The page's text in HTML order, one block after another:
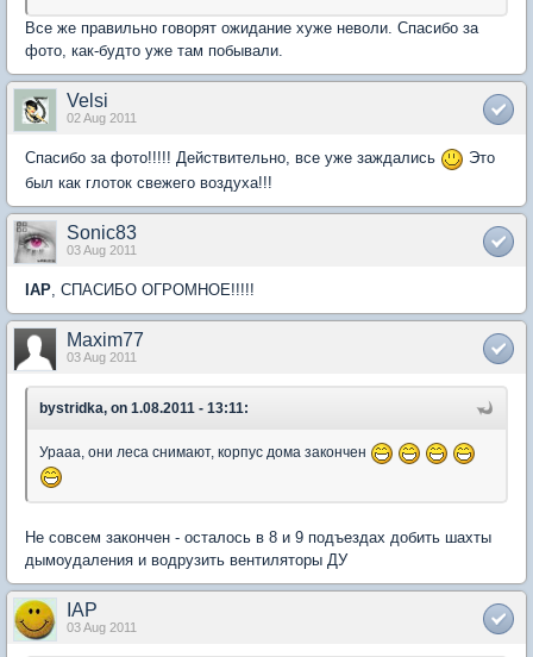
Все же правильно говорят ожидание хуже неволи. Спасибо за
фото, как-будто уже там побывали.
Velsi
02 Aug 2011
Спасибо за фото!!!!! Действительно, все уже заждались
Это
был как глоток свежего воздуха!!!
Sonic83
03 Aug 2011
IAP , СПАСИБО ОГРОМНОЕ!!!!!
Maxim77
03 Aug 2011
bystridka, on 1.08.2011 - 13:11:
Урааа, они леса снимают, корпус дома закончен
Не совсем закончен - осталось в 8 и 9 подъездах добить шахты
дымоудаления и водрузить вентиляторы ДУ
IAP
03 Aug 2011